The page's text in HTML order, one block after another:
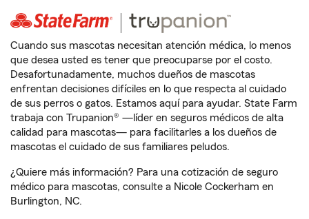
Cuando sus mascotas necesitan atención médica, lo menos
que desea usted es tener que preocuparse por el costo.
Desafortunadamente, muchos dueños de mascotas
enfrentan decisiones difíciles en lo que respecta al cuidado
de sus perros o gatos. Estamos aquí para ayudar. State Farm
trabaja con Trupanion® —líder en seguros médicos de alta
calidad para mascotas— para facilitarles a los dueños de
mascotas el cuidado de sus familiares peludos.
¿Quiere más información? Para una cotización de seguro
médico para mascotas, consulte a Nicole Cockerham en
Burlington, NC.